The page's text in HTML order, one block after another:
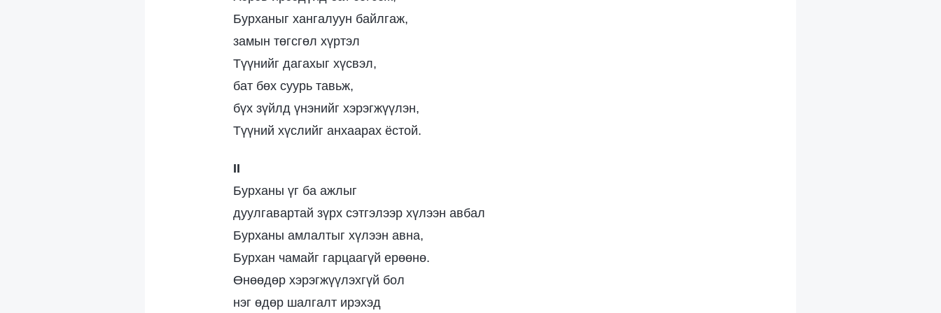
Бурханыг хангалуун байлгаж,
замын төгсгөл хүртэл
Түүнийг дагахыг хүсвэл,
бат бөх суурь тавьж,
бүх зүйлд үнэнийг хэрэгжүүлэн,
Түүний хүслийг анхаарах ёстой.
II
Бурханы үг ба ажлыг
дуулгавартай зүрх сэтгэлээр хүлээн авбал
Бурханы амлалтыг хүлээн авна,
Бурхан чамайг гарцаагүй ерөөнө.
Өнөөдөр хэрэгжүүлэхгүй бол
нэг өдөр шалгалт ирэхэд